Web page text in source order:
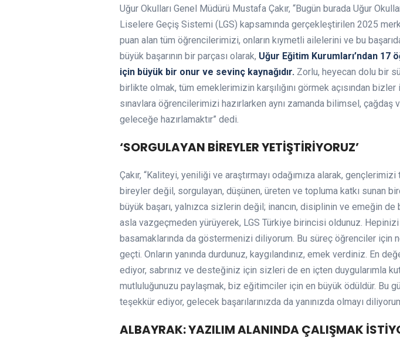
Uğur Okulları Genel Müdürü Mustafa Çakır, “Bugün burada Uğur
Liselere Geçiş Sistemi (LGS) kapsamında gerçekleştirilen 2025
puan alan tüm öğrencilerimizi, onların kıymetli ailelerini ve bu
büyük başarının bir parçası olarak, Uğur Eğitim Kurumları’ndan
için büyük bir onur ve sevinç kaynağıdır. Zorlu, heyecan dolu bir
birlikte olmak, tüm emeklerimizin karşılığını görmek açısından
sınavlara öğrencilerimizi hazırlarken aynı zamanda bilimsel,
geleceğe hazırlamaktır” dedi.
‘SORGULAYAN BİREYLER YETİŞTİRİYORUZ’
Çakır, “Kaliteyi, yeniliği ve araştırmayı odağımıza alarak,
bireyler değil, sorgulayan, düşünen, üreten ve topluma katkı sunan
büyük başarı, yalnızca sizlerin değil; inancın, disiplinin ve emeğin
asla vazgeçmeden yürüyerek, LGS Türkiye birincisi oldunuz. Hepinizi
basamaklarında da göstermenizi diliyorum. Bu süreç öğrenciler
geçti. Onların yanında durdunuz, kaygılandınız, emek verdiniz.
ediyor, sabrınız ve desteğiniz için sizleri de en içten duygularımla
mutluluğunuzu paylaşmak, biz eğitimciler için en büyük ödüldür. Bu
teşekkür ediyor, gelecek başarılarınızda da yanınızda olmayı
ALBAYRAK: YAZILIM ALANINDA ÇALIŞMAK